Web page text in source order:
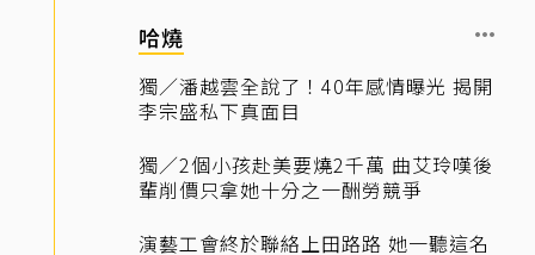
哈燒
獨／潘越雲全說了！40年感情曝光 揭開
李宗盛私下真面目
獨／2個小孩赴美要燒2千萬 曲艾玲嘆後
輩削價只拿她十分之一酬勞競爭
演藝工會終於聯絡上田路路 她一聽這名